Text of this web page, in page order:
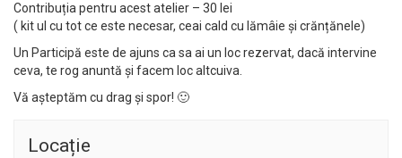
Contribuția pentru acest atelier – 30 lei
( kit ul cu tot ce este necesar, ceai cald cu lămâie și crănțănele)
Un Participă este de ajuns ca sa ai un loc rezervat, dacă intervine
ceva, te rog anuntă și facem loc altcuiva.
Vă așteptăm cu drag și spor! 🙂
Locație